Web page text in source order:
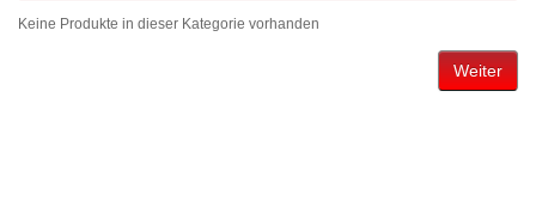
Keine Produkte in dieser Kategorie vorhanden
Weiter